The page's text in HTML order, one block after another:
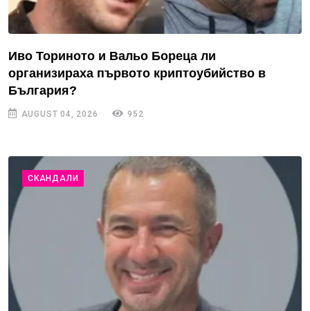
Иво Ториното и Вальо Бореца ли
организираха първото криптоубийство в
България?
AUGUST 04, 2026 952
СКАНДАЛИ